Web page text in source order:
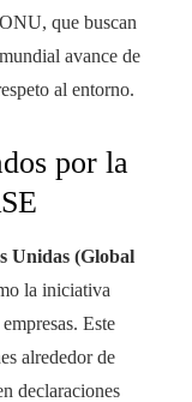
que buscan
avance de
al entorno.
por la
Unidas (Global
la iniciativa
Este
alrededor de
declaraciones